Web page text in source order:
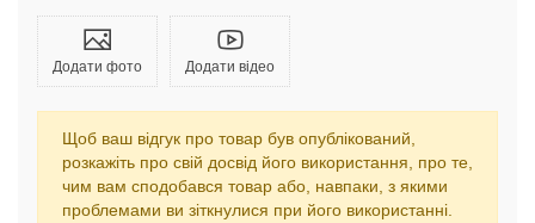
Додати фото Додати відео
Щоб ваш відгук про товар був опублікований,
розкажіть про свій досвід його використання, про те,
чим вам сподобався товар або, навпаки, з якими
проблемами ви зіткнулися при його використанні.